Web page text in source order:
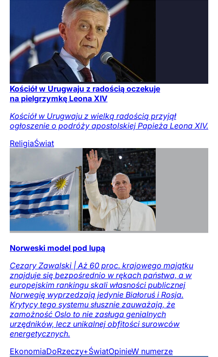
Kościół w Urugwaju z radością oczekuje
na pielgrzymkę Leona XIV
Kościół w Urugwaju z wielką radością przyjął
ogłoszenie o podróży apostolskiej Papieża Leona XIV.
ReligiaŚwiat
Norweski model pod lupą
Cezary Zawalski | Aż 60 proc. krajowego majątku
znajduje się bezpośrednio w rękach państwa, a w
europejskim rankingu skali własności publicznej
Norwegię wyprzedzają jedynie Białoruś i Rosja.
Krytycy tego systemu słusznie zauważają, że
zamożność Oslo to nie zasługa genialnych
urzędników, lecz unikalnej obfitości surowców
energetycznych.
EkonomiaDoRzeczy+ŚwiatOpinieW numerze